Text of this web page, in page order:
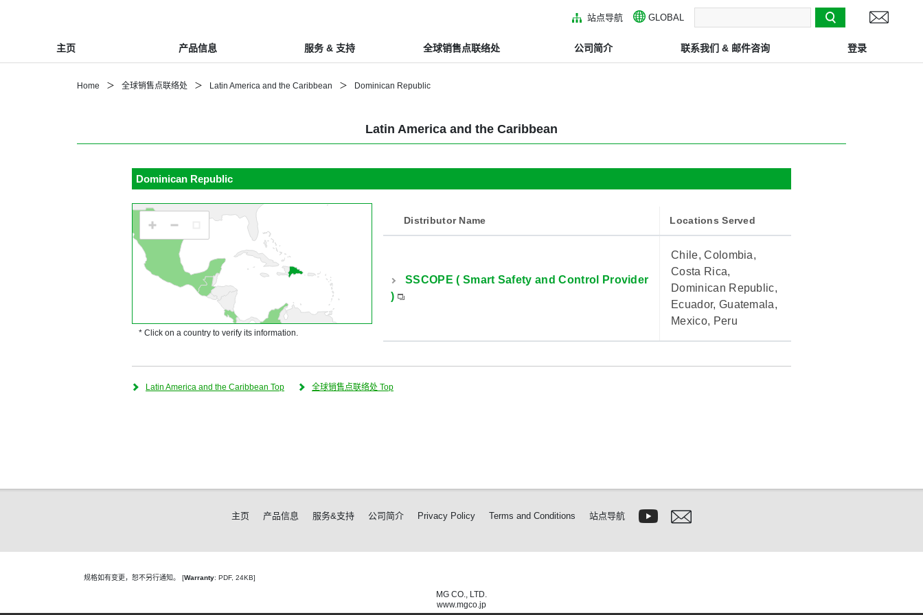
站点导航 GLOBAL 検索
主页 产品信息 服务 & 支持 全球销售点联络处 公司简介 联系我们 & 邮件咨询 登录
Home 全球销售点联络处 Latin America and the Caribbean Dominican Republic
Latin America and the Caribbean
Dominican Republic
* Click on a country to verify its information.
Distributor Name Locations Served
SSCOPE ( Smart Safety and Control Provider
)
Chile, Colombia,
Costa Rica,
Dominican Republic,
Ecuador, Guatemala,
Mexico, Peru
Latin America and the Caribbean Top 全球销售点联络处 Top
主页 产品信息 服务&支持 公司简介 Privacy Policy Terms and Conditions 站点导航
规格如有变更，恕不另行通知。 [Warranty: PDF, 24KB]
MG CO., LTD.
www.mgco.jp